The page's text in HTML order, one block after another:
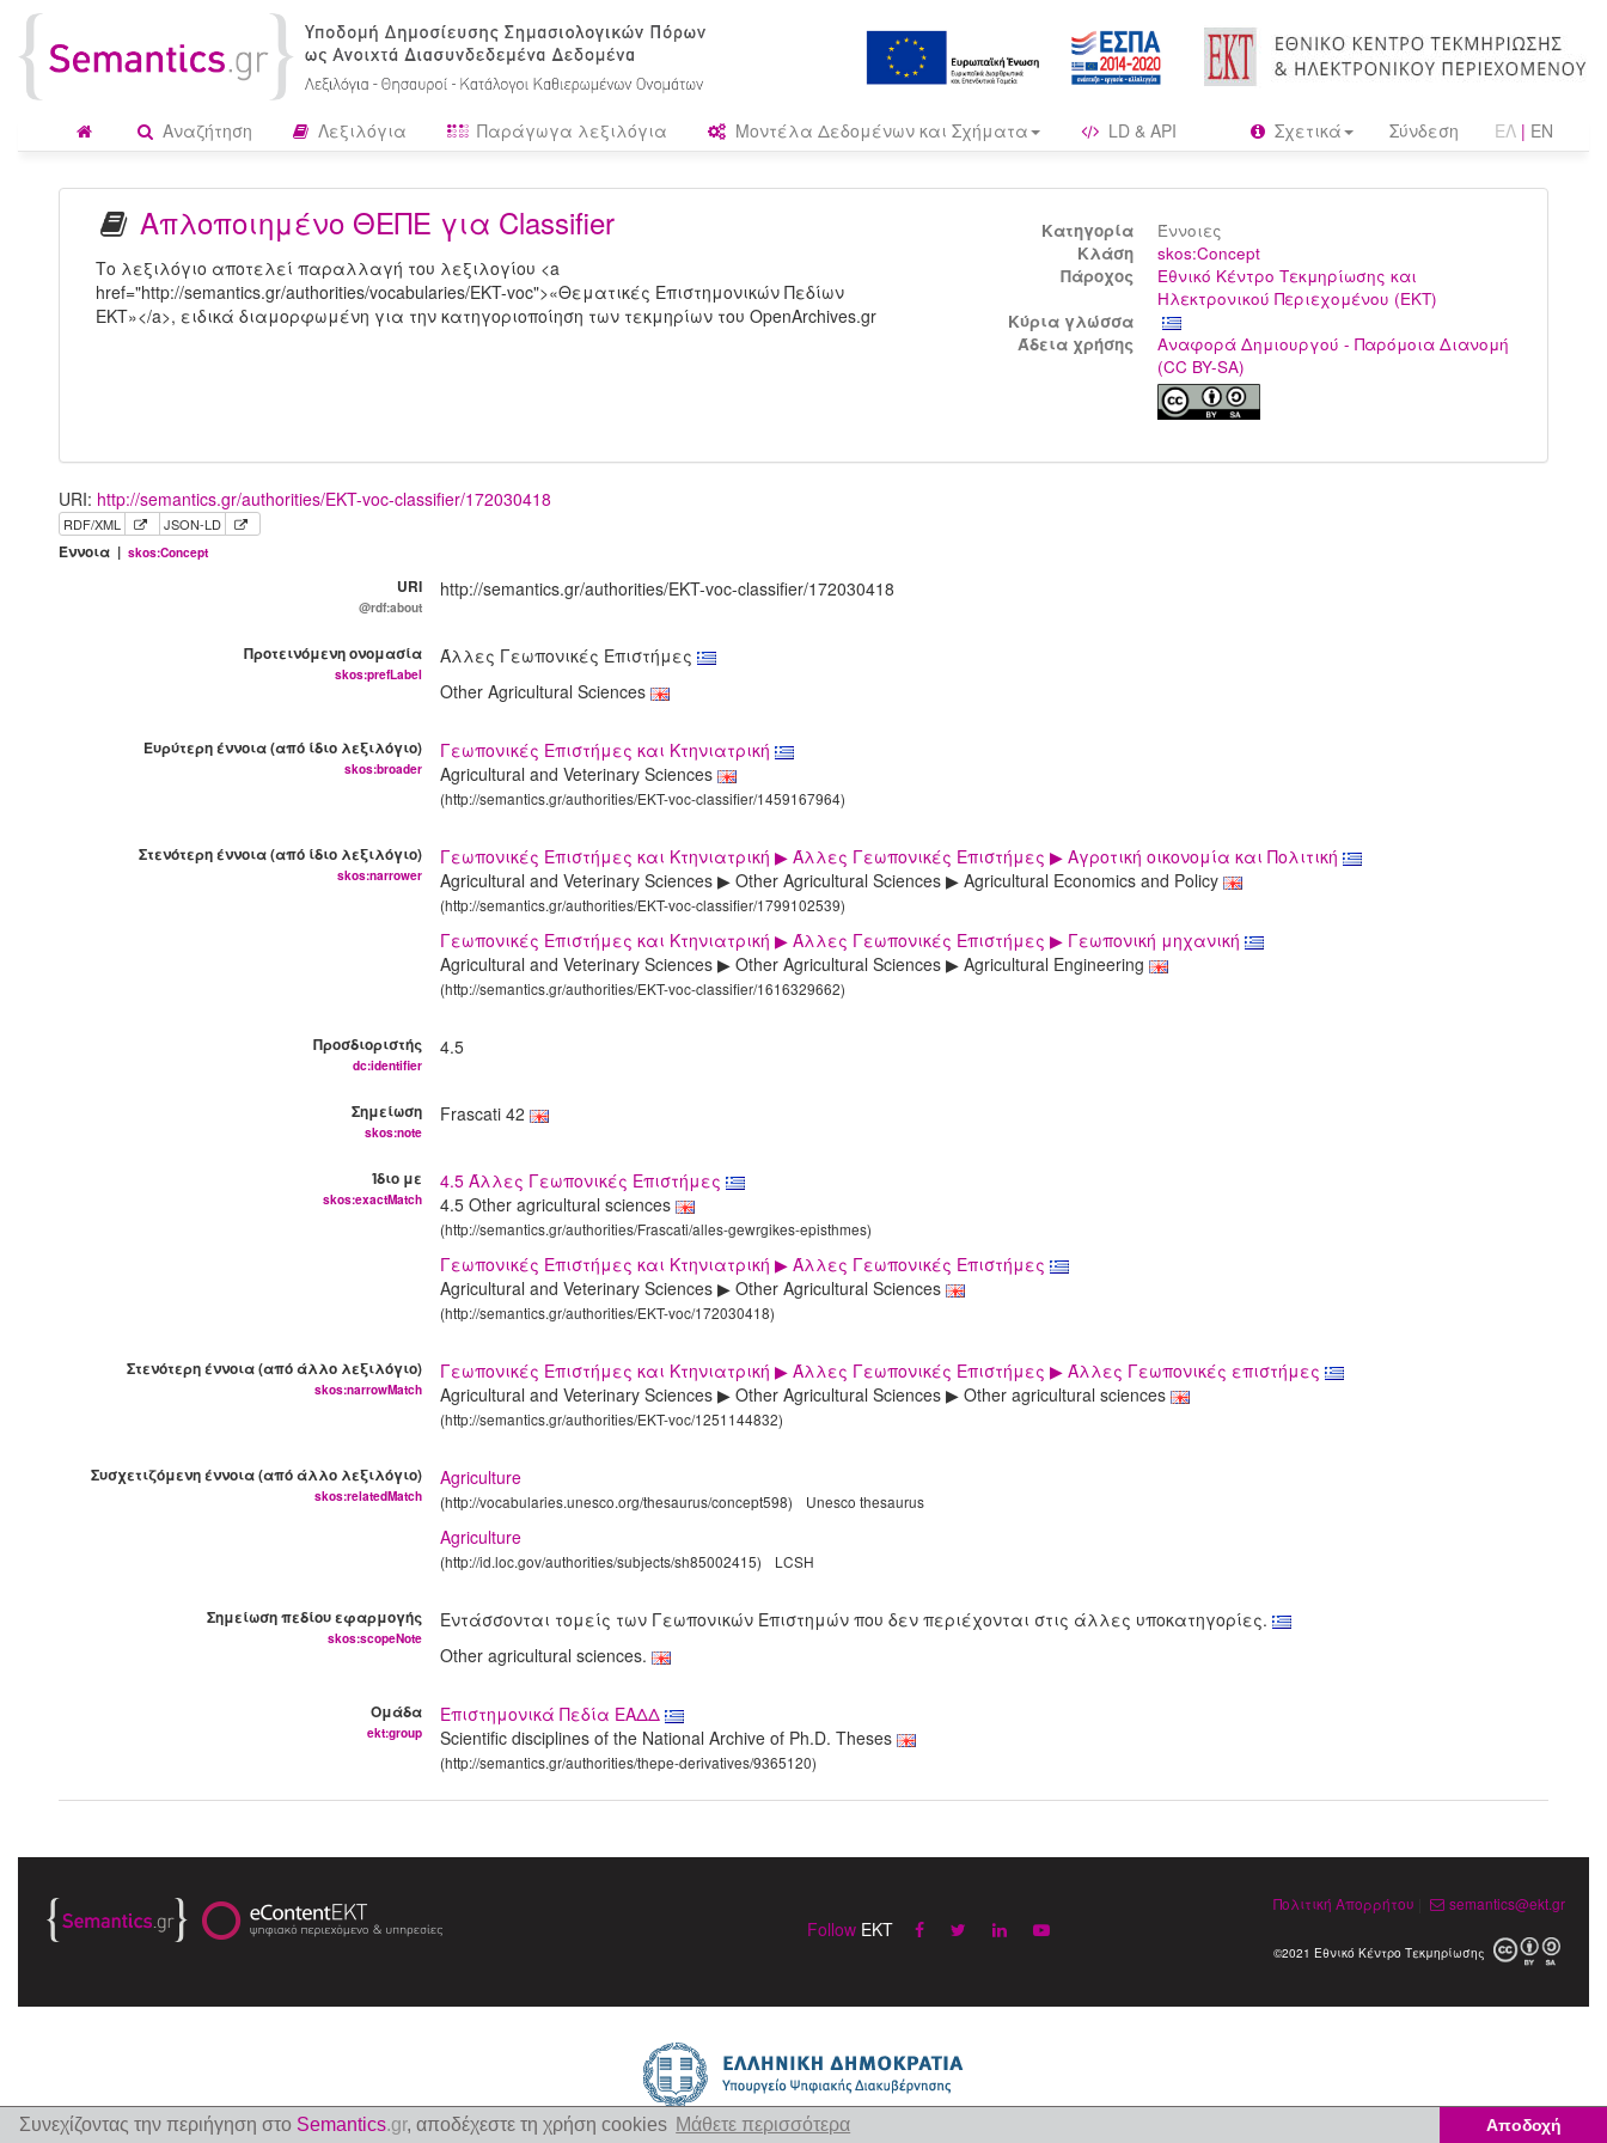
Συνεχίζοντας την περιήγηση στο Semantics.gr, αποδέχεστε τη χρήση cookies Μάθετε περισσότερα Αποδοχή
Αναζήτηση Λεξιλόγια Παράγωγα λεξιλόγια Μοντέλα Δεδομένων και Σχήματα LD & API Σχετικά Σύνδεση ΕΛ | EN
Απλοποιημένο ΘΕΠΕ για Classifier
Το λεξιλόγιο αποτελεί παραλλαγή του λεξιλογίου <a
href="http://semantics.gr/authorities/vocabularies/EKT-voc">«Θεματικές Επιστημονικών Πεδίων
ΕΚΤ»</a>, ειδικά διαμορφωμένη για την κατηγοριοποίηση των τεκμηρίων του OpenArchives.gr
Κατηγορία
Έννοιες
Kλάση
skos:Concept
Πάροχος
Εθνικό Κέντρο Τεκμηρίωσης και
Ηλεκτρονικού Περιεχομένου (ΕΚΤ)
Κύρια γλώσσα
Άδεια χρήσης
Αναφορά Δημιουργού - Παρόμοια Διανομή
(CC BY-SA)
URI: http://semantics.gr/authorities/EKT-voc-classifier/172030418
RDF/XML JSON-LD
Έννοια | skos:Concept
URI
@rdf:about
http://semantics.gr/authorities/EKT-voc-classifier/172030418
Προτεινόμενη ονομασία
skos:prefLabel
Άλλες Γεωπονικές Επιστήμες
Other Agricultural Sciences
Ευρύτερη έννοια (από ίδιο λεξιλόγιο)
skos:broader
Γεωπονικές Επιστήμες και Κτηνιατρική
Agricultural and Veterinary Sciences
(http://semantics.gr/authorities/EKT-voc-classifier/1459167964)
Στενότερη έννοια (από ίδιο λεξιλόγιο)
skos:narrower
Γεωπονικές Επιστήμες και Κτηνιατρική ▶ Άλλες Γεωπονικές Επιστήμες ▶ Αγροτική οικονομία και Πολιτική
Agricultural and Veterinary Sciences ▶ Other Agricultural Sciences ▶ Agricultural Economics and Policy
(http://semantics.gr/authorities/EKT-voc-classifier/1799102539)
Γεωπονικές Επιστήμες και Κτηνιατρική ▶ Άλλες Γεωπονικές Επιστήμες ▶ Γεωπονική μηχανική
Agricultural and Veterinary Sciences ▶ Other Agricultural Sciences ▶ Agricultural Engineering
(http://semantics.gr/authorities/EKT-voc-classifier/1616329662)
Προσδιοριστής
dc:identifier
4.5
Σημείωση
skos:note
Frascati 42
Ίδιο με
skos:exactMatch
4.5 Άλλες Γεωπονικές Επιστήμες
4.5 Other agricultural sciences
(http://semantics.gr/authorities/Frascati/alles-gewrgikes-episthmes)
Γεωπονικές Επιστήμες και Κτηνιατρική ▶ Άλλες Γεωπονικές Επιστήμες
Agricultural and Veterinary Sciences ▶ Other Agricultural Sciences
(http://semantics.gr/authorities/EKT-voc/172030418)
Στενότερη έννοια (από άλλο λεξιλόγιο)
skos:narrowMatch
Γεωπονικές Επιστήμες και Κτηνιατρική ▶ Άλλες Γεωπονικές Επιστήμες ▶ Άλλες Γεωπονικές επιστήμες
Agricultural and Veterinary Sciences ▶ Other Agricultural Sciences ▶ Other agricultural sciences
(http://semantics.gr/authorities/EKT-voc/1251144832)
Συσχετιζόμενη έννοια (από άλλο λεξιλόγιο)
skos:relatedMatch
Agriculture
(http://vocabularies.unesco.org/thesaurus/concept598) Unesco thesaurus
Agriculture
(http://id.loc.gov/authorities/subjects/sh85002415) LCSH
Σημείωση πεδίου εφαρμογής
skos:scopeNote
Εντάσσονται τομείς των Γεωπονικών Επιστημών που δεν περιέχονται στις άλλες υποκατηγορίες.
Other agricultural sciences.
Ομάδα
ekt:group
Επιστημονικά Πεδία ΕΑΔΔ
Scientific disciplines of the National Archive of Ph.D. Theses
(http://semantics.gr/authorities/thepe-derivatives/9365120)
FollowEKT
Πολιτική Απορρήτου semantics@ekt.gr
©2021 Εθνικό Κέντρο Τεκμηρίωσης